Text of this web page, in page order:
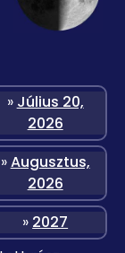
» Július 20,
2026
»Augusztus,
2026
» 2027